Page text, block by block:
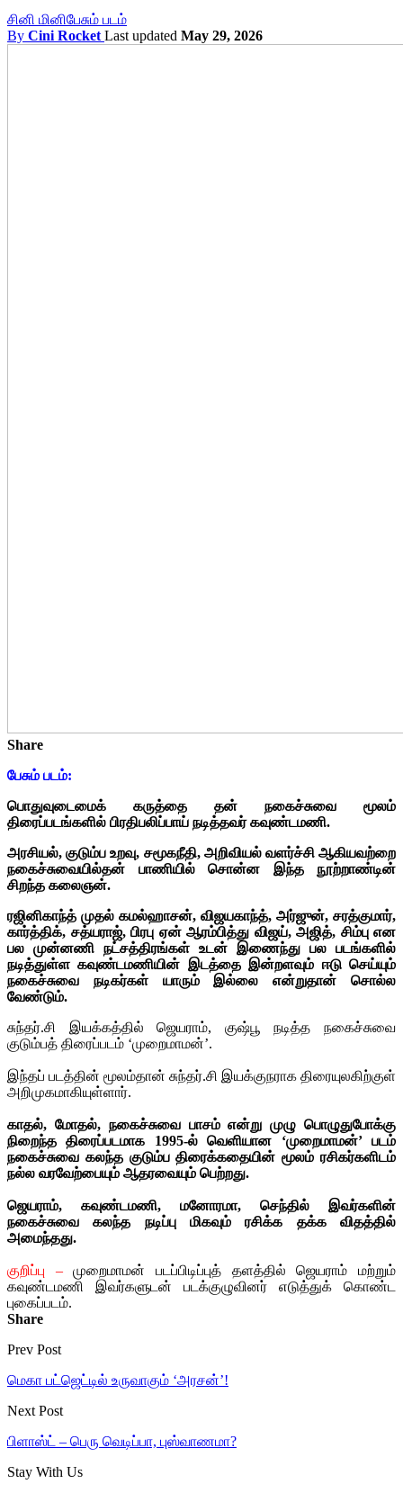
சினி மினிபேசும் படம்
By Cini Rocket Last updated May 29, 2026
Share
பேசும் படம்:
பொதுவுடைமைக் கருத்தை தன் நகைச்சுவை மூலம்
திரைப்படங்களில் பிரதிபலிப்பாய் நடித்தவர் கவுண்டமணி.
அரசியல், குடும்ப உறவு, சமூகநீதி, அறிவியல் வளர்ச்சி ஆகியவற்றை
நகைச்சுவையில்தன் பாணியில் சொன்ன இந்த நூற்றாண்டின்
சிறந்த கலைஞன்.
ரஜினிகாந்த் முதல் கமல்ஹாசன், விஜயகாந்த், அர்ஜுன், சரத்குமார்,
கார்த்திக், சத்யராஜ், பிரபு ஏன் ஆரம்பித்து விஜய், அஜித், சிம்பு என
பல முன்னணி நட்சத்திரங்கள் உடன் இணைந்து பல படங்களில்
நடித்துள்ள கவுண்டமணியின் இடத்தை இன்றளவும் ஈடு செய்யும்
நகைச்சுவை நடிகர்கள் யாரும் இல்லை என்றுதான் சொல்ல
வேண்டும்.
சுந்தர்.சி இயக்கத்தில் ஜெயராம், குஷ்பூ நடித்த நகைச்சுவை
குடும்பத் திரைப்படம் ‘முறைமாமன்’.
இந்தப் படத்தின் மூலம்தான் சுந்தர்.சி இயக்குநராக திரையுலகிற்குள்
அறிமுகமாகியுள்ளார்.
காதல், மோதல், நகைச்சுவை பாசம் என்று முழு பொழுதுபோக்கு
நிறைந்த திரைப்படமாக 1995-ல் வெளியான ‘முறைமாமன்’ படம்
நகைச்சுவை கலந்த குடும்ப திரைக்கதையின் மூலம் ரசிகர்களிடம்
நல்ல வரவேற்பையும் ஆதரவையும் பெற்றது.
ஜெயராம், கவுண்டமணி, மனோரமா, செந்தில் இவர்களின்
நகைச்சுவை கலந்த நடிப்பு மிகவும் ரசிக்க தக்க விதத்தில்
அமைந்தது.
குறிப்பு –
முறைமாமன் படப்பிடிப்புத் தளத்தில் ஜெயராம் மற்றும்
கவுண்டமணி இவர்களுடன் படக்குழுவினர் எடுத்துக் கொண்ட
புகைப்படம்.
Share
Prev Post
மெகா பட்ஜெட்டில் உருவாகும் ‘அரசன்’!
Next Post
பிளாஸ்ட் – பெரு வெடிப்பா, புஸ்வாணமா?
Stay With Us